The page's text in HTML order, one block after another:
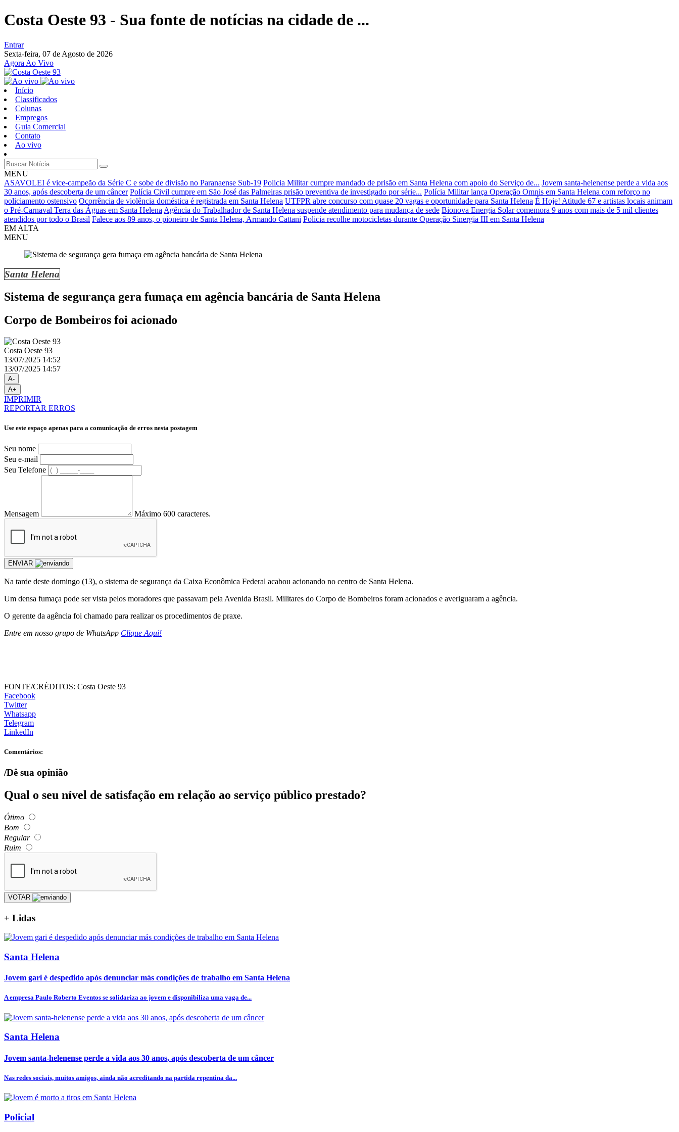
Costa Oeste 93 - Sua fonte de notícias na cidade de ...
Entrar
Sexta-feira, 07 de Agosto de 2026
Agora Ao Vivo
Início
Classificados
Colunas
Empregos
Guia Comercial
Contato
Ao vivo
MENU
ASAVOLEI é vice-campeão da Série C e sobe de divisão no Paranaense Sub-19 Policia Militar cumpre mandado de prisão em Santa Helena com apoio do Serviço de... Jovem santa-helenense perde a vida aos
30 anos, após descoberta de um câncer Polícia Civil cumpre em São José das Palmeiras prisão preventiva de investigado por série... Polícia Militar lança Operação Omnis em Santa Helena com reforço no
policiamento ostensivo Ocorrência de violência doméstica é registrada em Santa Helena UTFPR abre concurso com quase 20 vagas e oportunidade para Santa Helena É Hoje! Atitude 67 e artistas locais animam
o Pré-Carnaval Terra das Águas em Santa Helena Agência do Trabalhador de Santa Helena suspende atendimento para mudança de sede Bionova Energia Solar comemora 9 anos com mais de 5 mil clientes
atendidos por todo o Brasil Falece aos 89 anos, o pioneiro de Santa Helena, Armando Cattani Policia recolhe motocicletas durante Operação Sinergia III em Santa Helena
EM ALTA
MENU
Santa Helena
Sistema de segurança gera fumaça em agência bancária de Santa Helena
Corpo de Bombeiros foi acionado
Costa Oeste 93
13/07/2025 14:52
13/07/2025 14:57
A-
A+
IMPRIMIR
REPORTAR ERROS
Use este espaço apenas para a comunicação de erros nesta postagem
Seu nome
Seu e-mail
Seu Telefone
Mensagem Máximo 600 caracteres.
ENVIAR
Na tarde deste domingo (13), o sistema de segurança da Caixa Econômica Federal acabou acionando no centro de Santa Helena.
Um densa fumaça pode ser vista pelos moradores que passavam pela Avenida Brasil. Militares do Corpo de Bombeiros foram acionados e averiguaram a agência.
O gerente da agência foi chamado para realizar os procedimentos de praxe.
Entre em nosso grupo de WhatsApp Clique Aqui!
FONTE/CRÉDITOS: Costa Oeste 93
Facebook
Twitter
Whatsapp
Telegram
LinkedIn
Comentários:
/Dê sua opinião
Qual o seu nível de satisfação em relação ao serviço público prestado?
Ótimo
Bom
Regular
Ruim
VOTAR
+ Lidas
Santa Helena
Jovem gari é despedido após denunciar más condições de trabalho em Santa Helena
A empresa Paulo Roberto Eventos se solidariza ao jovem e disponibiliza uma vaga de...
Santa Helena
Jovem santa-helenense perde a vida aos 30 anos, após descoberta de um câncer
Nas redes sociais, muitos amigos, ainda não acreditando na partida repentina da...
Policial